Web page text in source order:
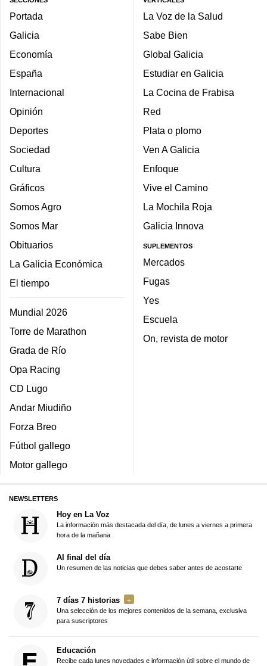
Portada
Galicia
Economía
España
Internacional
Opinión
Deportes
Sociedad
Cultura
Gráficos
Somos Agro
Somos Mar
Obituarios
La Galicia Económica
El tiempo
Mundial 2026
Torre de Marathon
Grada de Río
Opa Racing
CD Lugo
Andar Miudiño
Forza Breo
Fútbol gallego
Motor gallego
La Voz de la Salud
Sabe Bien
Global Galicia
Estudiar en Galicia
La Cocina de Frabisa
Red
Plata o plomo
Ven A Galicia
Enfoque
Vive el Camino
La Mochila Roja
Galicia Innova
SUPLEMENTOS
Mercados
Fugas
Yes
Escuela
On, revista de motor
NEWSLETTERS
Hoy en La Voz
La información más destacada del día, de lunes a viernes a primera
hora de la mañana
Al final del día
Un resumen de las noticias que debes saber antes de acostarte
7 días 7 historias
Una selección de los mejores contenidos de la semana, exclusiva
para suscriptores
Educación
Recibe cada lunes novedades e información útil sobre el mundo de